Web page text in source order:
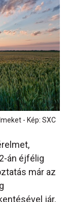
- Kép: SXC
án éjfélig
már az
jár.